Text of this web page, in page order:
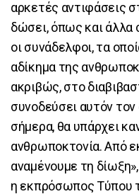
αρκετές αντιφάσεις
δώσει, όπως και άλλα
οι συνάδελφοι, τα
αδίκημα της
ακριβώς, στο
συνοδεύσει αυτόν
σήμερα, θα υπάρχει
ανθρωποκτονία. Από
αναμένουμε τη
η εκπρόσωπος Τύπου